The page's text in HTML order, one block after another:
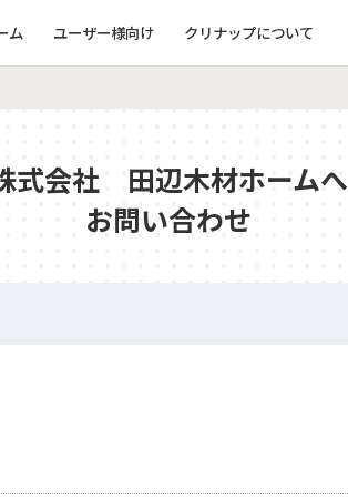
ム ユーザー様向け クリナップについて
式会社 田辺木材ホームへ
お問い合わせ